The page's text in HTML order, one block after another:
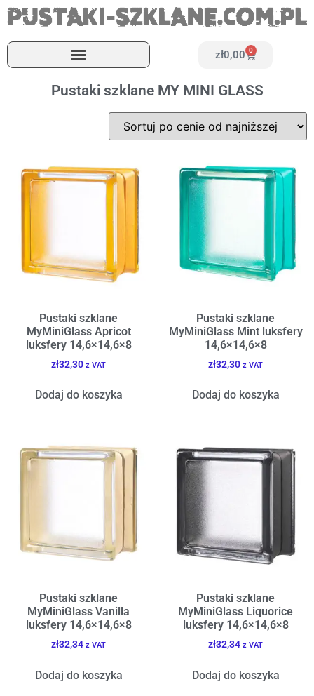
zł0,00 0
Pustaki szklane MY MINI GLASS
Pustaki szklane
MyMiniGlass Apricot
luksfery 14,6×14,6×8
zł32,30 z VAT
Dodaj do koszyka
Pustaki szklane
MyMiniGlass Mint luksfery
14,6×14,6×8
zł32,30 z VAT
Dodaj do koszyka
Pustaki szklane
MyMiniGlass Vanilla
luksfery 14,6×14,6×8
zł32,34 z VAT
Dodaj do koszyka
Pustaki szklane
MyMiniGlass Liquorice
luksfery 14,6×14,6×8
zł32,34 z VAT
Dodaj do koszyka